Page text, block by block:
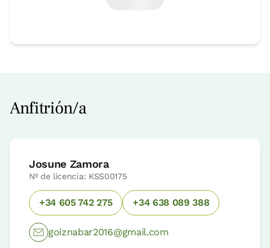
Anfitrión/a
Josune Zamora
Nº de licencia: KSS00175
+34 605 742 275 +34 638 089 388
goiznabar2016@gmail.com